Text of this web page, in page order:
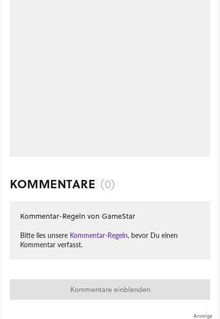
KOMMENTARE (0)
Kommentar-Regeln von GameStar
Bitte lies unsere Kommentar-Regeln, bevor Du einen
Kommentar verfasst.
Kommentare einblenden